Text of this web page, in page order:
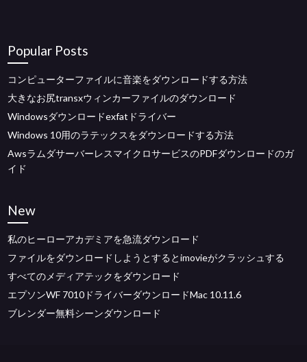
Popular Posts
コンピューターファイルに音楽をダウンロードする方法
大きなお尻transxウィンカーファイルのダウンロード
Windowsダウンロードexfatドライバー
Windows 10用のラテックスをダウンロードする方法
AwsラムダサーバーレスマイクロサービスのPDFダウンロードのガ
イド
New
私のヒーローアカデミアを急流ダウンロード
ファイルをダウンロードしようとするとimovieがクラッシュする
すべてのメディアテックをダウンロード
エプソンWF 7010ドライバーダウンロードMac 10.11.6
ブレンダー無料シーンダウンロード